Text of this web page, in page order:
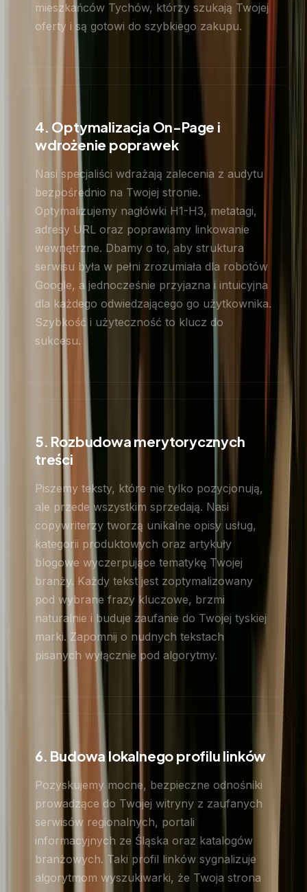
mieszkańców Tychów, którzy szukają Twojej
oferty i są gotowi do szybkiego zakupu.
4. Optymalizacja On-Page i
wdrożenie poprawek
Nasi specjaliści wdrażają zalecenia z audytu
bezpośrednio na Twojej stronie.
Optymalizujemy nagłówki H1-H3, metatagi,
adresy URL oraz poprawiamy linkowanie
wewnętrzne. Dbamy o to, aby struktura
serwisu była w pełni zrozumiała dla robotów
Google, a jednocześnie przyjazna i intuicyjna
dla każdego odwiedzającego go użytkownika.
Szybkość i użyteczność to klucz do
sukcesu.
5. Rozbudowa merytorycznych
treści
Piszemy teksty, które nie tylko pozycjonują,
ale przede wszystkim sprzedają. Nasi
copywriterzy tworzą unikalne opisy usług,
kategorii produktowych oraz artykuły
blogowe wyczerpujące tematykę Twojej
branży. Każdy tekst jest zoptymalizowany
pod wybrane frazy kluczowe, brzmi
naturalnie i buduje zaufanie do Twojej tyskiej
marki. Zapomnij o nudnych tekstach
pisanych wyłącznie pod algorytmy.
6. Budowa lokalnego profilu linków
Pozyskujemy mocne, bezpieczne odnośniki
prowadzące do Twojej witryny z zaufanych
serwisów regionalnych, portali
informacyjnych ze Śląska oraz katalogów
branżowych. Taki profil linków sygnalizuje
algorytmom wyszukiwarki, że Twoja strona